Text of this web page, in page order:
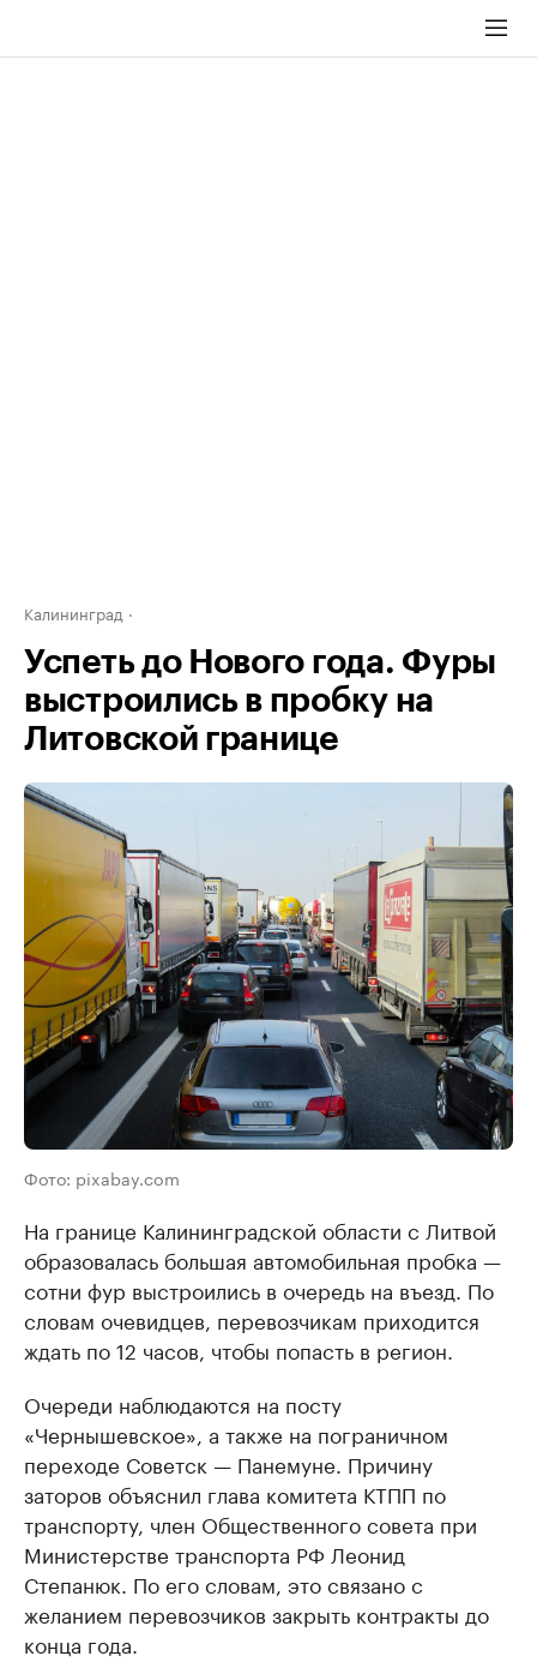
Калининград
Успеть до Нового года. Фуры
выстроились в пробку на
Литовской границе
Фото: pixabay.com
На границе Калининградской области с Литвой
образовалась большая автомобильная пробка —
сотни фур выстроились в очередь на въезд. По
словам очевидцев, перевозчикам приходится
ждать по 12 часов, чтобы попасть в регион.
Очереди наблюдаются на посту
«Чернышевское», а также на пограничном
переходе Советск — Панемуне. Причину
заторов объяснил глава комитета КТПП по
транспорту, член Общественного совета при
Министерстве транспорта РФ Леонид
Степанюк. По его словам, это связано с
желанием перевозчиков закрыть контракты до
конца года.